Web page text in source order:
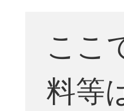
ここ
料等